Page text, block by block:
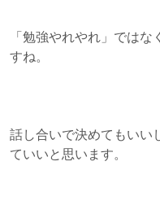
「勉強やれやれ」では
すね。
話し合いで決めてもいい
ていいと思います。